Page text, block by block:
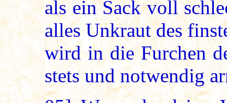
als ein Sack voll
alles Unkraut des
wird in die Furchen
stets und notwendig